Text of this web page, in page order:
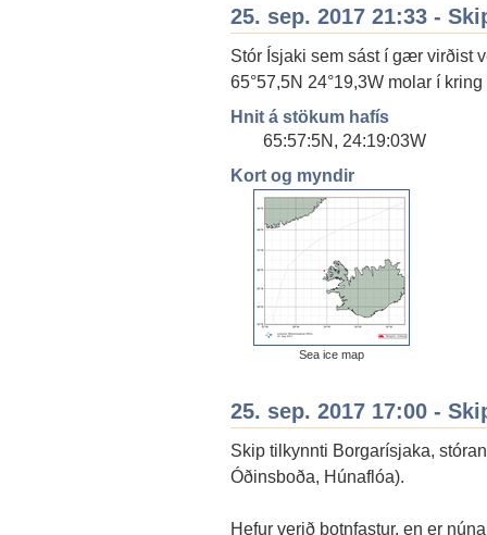
25. sep. 2017 21:33 -
Stór Ísjaki sem sást í gær virðist
65°57,5N 24°19,3W molar í
Hnit á stökum hafís
65:57:5N, 24:19:03W
Kort og myndir
Sea ice map
25. sep. 2017 17:00 -
Skip tilkynnti Borgarísjaka,
Óðinsboða, Húnaflóa).
Hefur verið botnfastur, en er